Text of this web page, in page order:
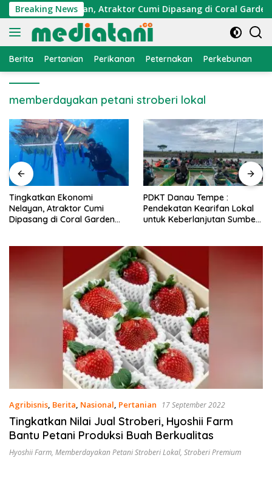
Langsung
ke
konten
Breaking News
Nelayan, Atraktor Cumi Dipasang di Coral Garden
Berita Pertanian Perikanan Peternakan Perkebunan
memberdayakan petani stroberi lokal
Cumi
Garden
PDKT Danau Tempe :
Pendekatan Kearifan Lokal
untuk Keberlanjutan Sumber
Cara
PMK pada
Alami dan
Agribisnis, Berita, Nasional, Pertanian 17 September 2022
Tingkatkan Nilai Jual Stroberi, Hyoshii Farm
Bantu Petani Produksi Buah Berkualitas
Hyoshii Farm, Memberdayakan Petani Stroberi Lokal, Stroberi Premium